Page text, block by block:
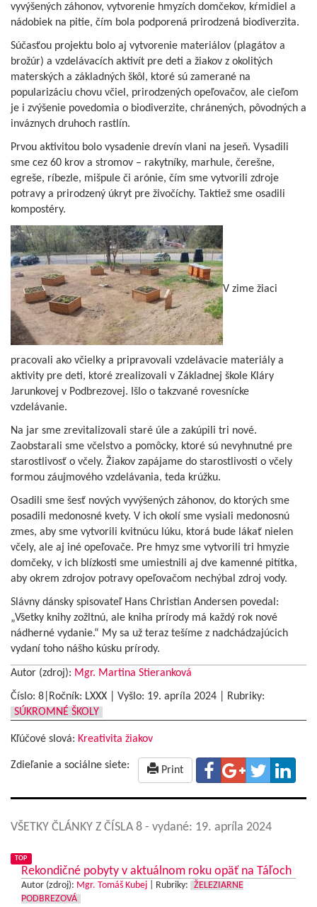
vyvýšených záhonov, vytvorenie hmyzích domčekov, kŕmidiel a
nádobiek na pitie, čím bola podporená prirodzená biodiverzita.
Súčasťou projektu bolo aj vytvorenie materiálov (plagátov a
brožúr) a vzdelávacích aktivít pre deti a žiakov z okolitých
materských a základných škôl, ktoré sú zamerané na
popularizáciu chovu včiel, prirodzených opeľovačov, ale cieľom
je i zvýšenie povedomia o biodiverzite, chránených, pôvodných a
inváznych druhoch rastlín.
Prvou aktivitou bolo vysadenie drevín vlani na jeseň. Vysadili
sme cez 60 krov a stromov – rakytníky, marhule, čerešne,
egreše, ríbezle, mišpule či arónie, čím sme vytvorili zdroje
potravy a prirodzený úkryt pre živočíchy. Taktiež sme osadili
kompostéry.
V zime žiaci
pracovali ako včielky a pripravovali vzdelávacie materiály a
aktivity pre deti, ktoré zrealizovali v Základnej škole Kláry
Jarunkovej v Podbrezovej. Išlo o takzvané rovesnícke
vzdelávanie.
Na jar sme zrevitalizovali staré úle a zakúpili tri nové.
Zaobstarali sme včelstvo a pomôcky, ktoré sú nevyhnutné pre
starostlivosť o včely. Žiakov zapájame do starostlivosti o včely
formou záujmového vzdelávania, teda krúžku.
Osadili sme šesť nových vyvýšených záhonov, do ktorých sme
posadili medonosné kvety. V ich okolí sme vysiali medonosnú
zmes, aby sme vytvorili kvitnúcu lúku, ktorá bude lákať nielen
včely, ale aj iné opeľovače. Pre hmyz sme vytvorili tri hmyzie
domčeky, v ich blízkosti sme umiestnili aj dve kamenné pitítka,
aby okrem zdrojov potravy opeľovačom nechýbal zdroj vody.
Slávny dánsky spisovateľ Hans Christian Andersen povedal:
„Všetky knihy zožltnú, ale kniha prírody má každý rok nové
nádherné vydanie.“ My sa už teraz tešíme z nadchádzajúcich
vydaní toho nášho kúsku prírody.
Autor (zdroj): Mgr. Martina Stieranková
Číslo: 8|Ročník: LXXX | Vyšlo: 19. apríla 2024
Rubriky:
SÚKROMNÉ ŠKOLY
Kľúčové slová: Kreativita žiakov
Zdieľanie a sociálne siete: Print
VŠETKY ČLÁNKY Z ČÍSLA 8 - vydané: 19. apríla 2024
TOP
Rekondičné pobyty v aktuálnom roku opäť na Táľoch
Autor (zdroj): Mgr. Tomáš Kubej Rubriky:
ŽELEZIARNE
PODBREZOVÁ